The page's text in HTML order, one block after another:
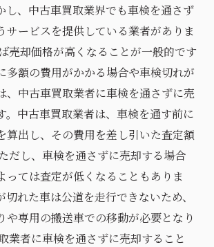
し、中古車買取業界でも車検を通さず
サービスを提供している業者がありま
売却価格が高くなることが一般的です
多額の費用がかかる場合や車検切れが
、中古車買取業者に車検を通さずに売
。中古車買取業者は、車検を通す前に
算出し、その費用を差し引いた査定額
だし、車検を通さずに売却する場合
っては査定が低くなることもありま
れた車は公道を走行できないため、
や専用の搬送車での移動が必要となり
業者に車検を通さずに売却すること